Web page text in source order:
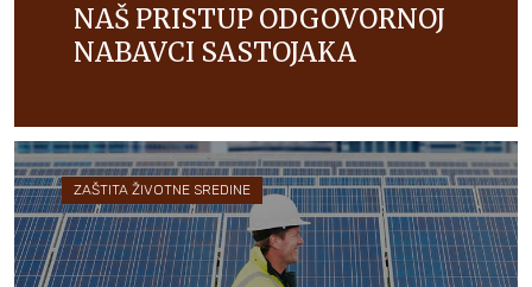
NAŠ PRISTUP ODGOVORNOJ
NABAVCI SASTOJAKA
štiti ljude i životnu sredinu.
ZAŠTITA ŽIVOTNE SREDINE